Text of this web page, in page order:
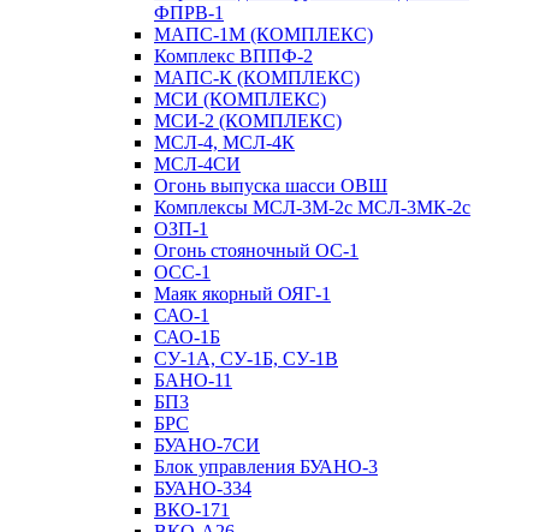
ФПРВ-1
МАПС-1М (КОМПЛЕКС)
Комплекс ВППФ-2
МАПС-К (КОМПЛЕКС)
МСИ (КОМПЛЕКС)
МСИ-2 (КОМПЛЕКС)
МСЛ-4, МСЛ-4К
МСЛ-4СИ
Огонь выпуска шасси ОВШ
Комплексы МСЛ-3М-2с МСЛ-3МК-2с
ОЗП-1
Огонь стояночный ОС-1
ОСС-1
Маяк якорный ОЯГ-1
САО-1
САО-1Б
СУ-1А, СУ-1Б, СУ-1В
БАНО-11
БП3
БРС
БУАНО-7СИ
Блок управления БУАНО-3
БУАНО-334
ВКО-171